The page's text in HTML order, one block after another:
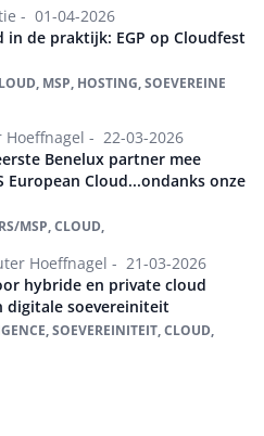
- 01-04-2026
in de praktijk: EGP op Cloudfest
MSP, HOSTING, SOEVEREINE
Hoeffnagel - 22-03-2026
Benelux partner mee
European Cloud...ondanks onze
MSP, CLOUD,
Hoeffnagel - 21-03-2026
hybride en private cloud
digitale soevereiniteit
SOEVEREINITEIT, CLOUD,